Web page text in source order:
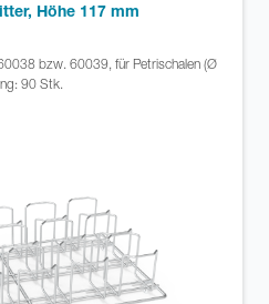
Höhe 117 mm
bzw. 60039, für Petrischalen (Ø
90 Stk.